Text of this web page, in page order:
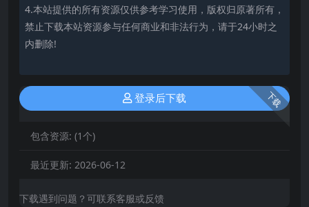
4.本站提供的所有资源仅供参考学习使用，版权归原著所有，
禁止下载本站资源参与任何商业和非法行为，请于24小时之
内删除!
下载
登录后下载
包含资源: (1个)
最近更新: 2026-06-12
下载遇到问题？可联系客服或反馈